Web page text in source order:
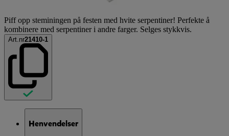
Piff opp steminingen på festen med hvite serpentiner! Perfekte å
kombinere med serpentiner i andre farger. Selges stykkvis.
Art.nr21410-1
Henvendelser